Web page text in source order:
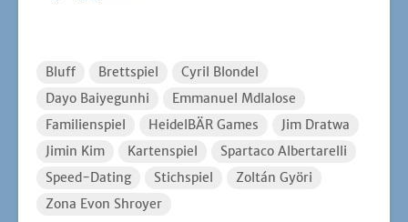
Kommentar hinzufügen
Kommentar